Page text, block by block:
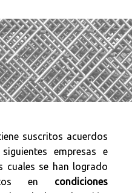
suscritos acuerdos
empresas e
cuales se han logrado
en condiciones